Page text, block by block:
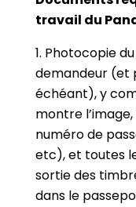
travail du
1. Photocopie
demandeur (et
échéant), y
montre
numéro de
etc), et toutes
sortie des
dans le